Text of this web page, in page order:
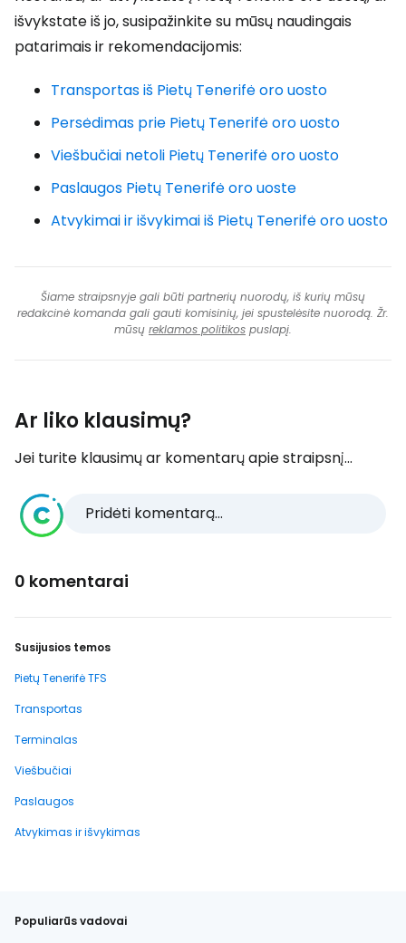
išvykstate iš jo, susipažinkite su mūsų naudingais
patarimais ir rekomendacijomis:
Transportas iš Pietų Tenerifė oro uosto
Persėdimas prie Pietų Tenerifė oro uosto
Viešbučiai netoli Pietų Tenerifė oro uosto
Paslaugos Pietų Tenerifė oro uoste
Atvykimai ir išvykimai iš Pietų Tenerifė oro uosto
Šiame straipsnyje gali būti partnerių nuorodų, iš kurių mūsų
redakcinė komanda gali gauti komisinių, jei spustelėsite nuorodą. Žr.
mūsų reklamos politikos puslapį.
Ar liko klausimų?
Jei turite klausimų ar komentarų apie straipsnį...
Pridėti komentarą...
0 komentarai
Susijusios temos
Pietų Tenerifė TFS
Transportas
Terminalas
Viešbučiai
Paslaugos
Atvykimas ir išvykimas
Populiarūs vadovai